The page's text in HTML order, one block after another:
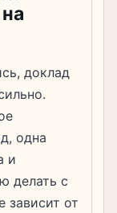
доклад
одна
и
делать с
от